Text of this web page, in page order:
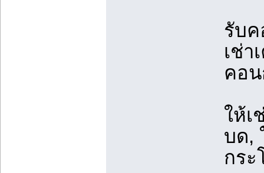
รับ
เช่า
คอ
ให้เ
บด,
กระ